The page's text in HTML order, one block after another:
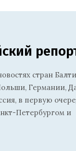
стран
Германии,
в первую
Петербургом и